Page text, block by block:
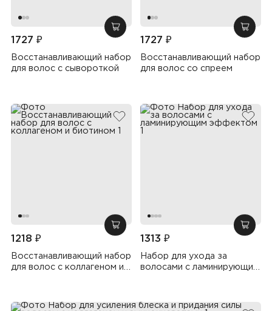
добавить в корзину
1727 ₽
Восстанавливающий набор
для волос с сывороткой
1727 ₽
Восстанавливающий набор
для волос со спреем
добавить в избранное
добавить в корзину
1218 ₽
Восстанавливающий набор
для волос с коллагеном и
1313 ₽
Набор для ухода за
волосами с ламинирующим